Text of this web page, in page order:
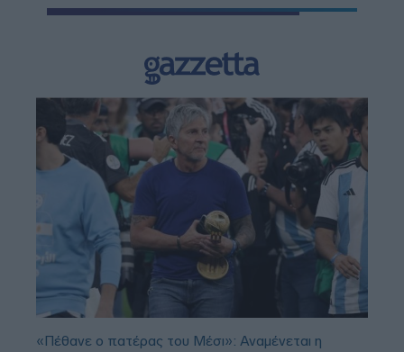
«Πέθανε ο πατέρας του Μέσι»: Αναμένεται η